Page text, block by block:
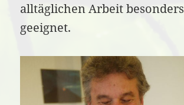
alltäglichen Arbeit
geeignet.